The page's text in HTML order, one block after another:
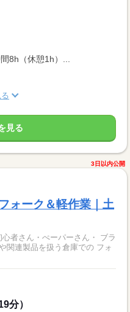
8h（休憩1h）...
見る
3日以内公開
ォーク＆軽作業｜土
分）